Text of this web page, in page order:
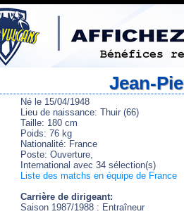
Jean-
Né le 15/04/1948
Lieu de naissance: Thuir (66)
Taille: 180 cm
Poids: 76 kg
Nationalité: France
Poste: Ouverture,
International avec 34 sélection(s)
Liste des matchs en équipe de France
Carrière de dirigeant:
Saison 1987/1988 : Entraîneur